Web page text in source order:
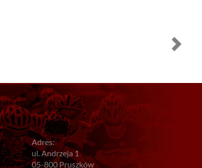
Adres:
ul. Andrzeja 1
05-800 Pruszków